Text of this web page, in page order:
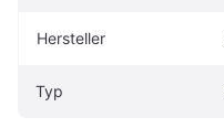
Hersteller
Typ